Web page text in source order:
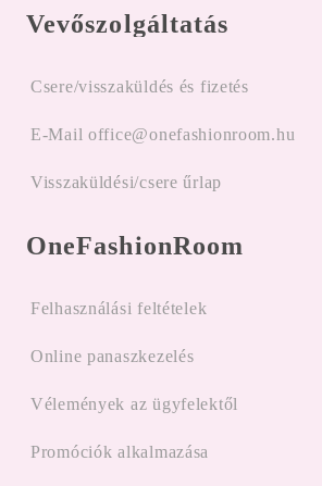
Vevőszolgáltatás
Csere/visszaküldés és fizetés
E-Mail office@onefashionroom.hu
Visszaküldési/csere űrlap
OneFashionRoom
Felhasználási feltételek
Online panaszkezelés
Vélemények az ügyfelektől
Promóciók alkalmazása